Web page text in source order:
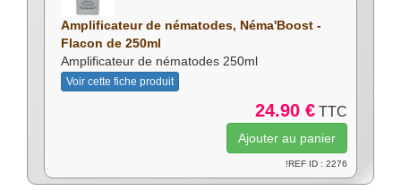
Amplificateur de nématodes, Néma'Boost -
Flacon de 250ml
Amplificateur de nématodes 250ml
Voir cette fiche produit
24.90 € TTC
!REF ID : 2276